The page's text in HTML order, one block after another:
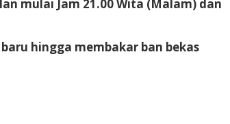
mulai Jam 21.00 Wita (Malam) dan
hingga membakar ban bekas